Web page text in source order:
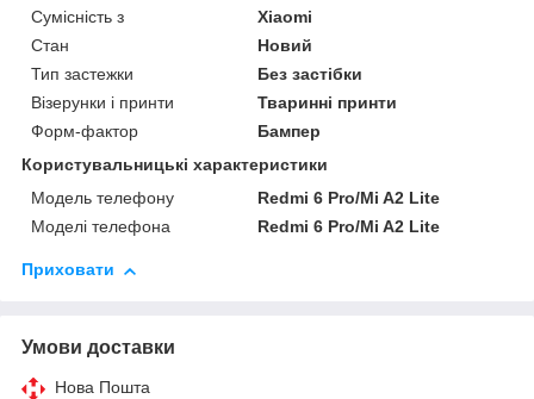
Сумісність з
Xiaomi
Стан
Новий
Тип застежки
Без застібки
Візерунки і принти
Тваринні принти
Форм-фактор
Бампер
Користувальницькі характеристики
Модель телефону
Redmi 6 Pro/Mi A2 Lite
Моделі телефона
Redmi 6 Pro/Mi A2 Lite
Приховати
Умови доставки
Нова Пошта